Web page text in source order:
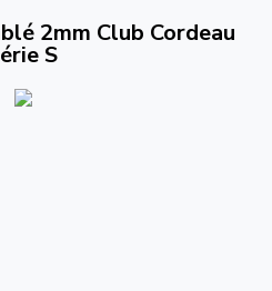
2mm Club Cordeau
S